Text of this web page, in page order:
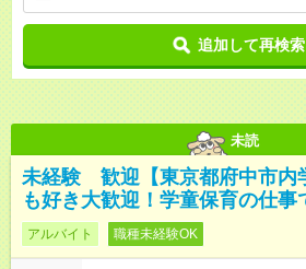
追加して再検索
未読
未経験 歓迎【東京都府中市内
も好き大歓迎！学童保育の仕事
アルバイト 職種未経験OK